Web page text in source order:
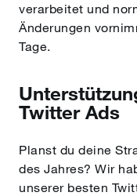
verarbeitet und
Änderungen
Tage.
Twitter Ads
Planst du deine
des Jahres? Wir
unserer besten